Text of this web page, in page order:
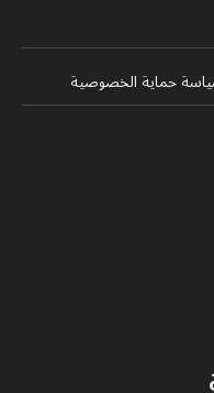
حماية الخصوصية